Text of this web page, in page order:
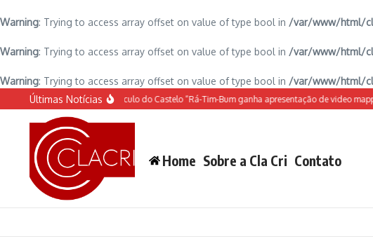
Warning: Trying to access array offset on value of type bool in /var/www/html/
Warning: Trying to access array offset on value of type bool in /var/www/html/
Warning: Trying to access array offset on value of type bool in /var/www/html/
Ir para o conteúdo
Últimas NotíciasO espetáculo do Castelo “Rá-Tim-Bum ganha apresentação de video
Home Sobre a Cla Cri Contato